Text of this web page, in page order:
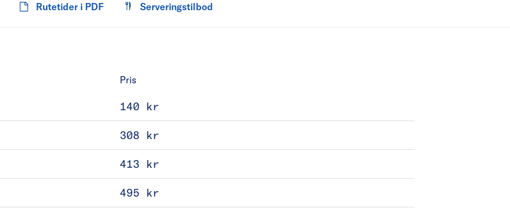
Rutetider i PDF Serveringstilbod
Pris
140 kr
308 kr
413 kr
495 kr